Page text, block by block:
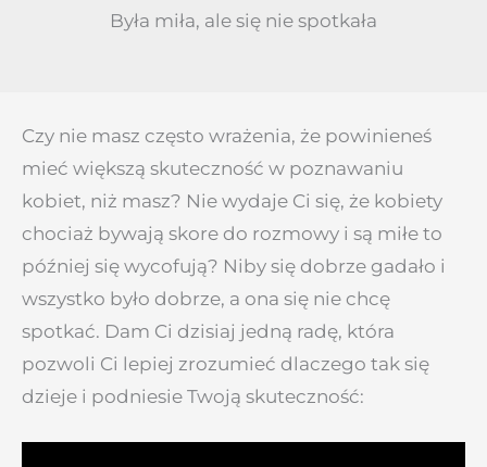
Była miła, ale się nie spotkała
Czy nie masz często wrażenia, że powinieneś
mieć większą skuteczność w poznawaniu
kobiet, niż masz? Nie wydaje Ci się, że kobiety
chociaż bywają skore do rozmowy i są miłe to
później się wycofują? Niby się dobrze gadało i
wszystko było dobrze, a ona się nie chcę
spotkać. Dam Ci dzisiaj jedną radę, która
pozwoli Ci lepiej zrozumieć dlaczego tak się
dzieje i podniesie Twoją skuteczność: